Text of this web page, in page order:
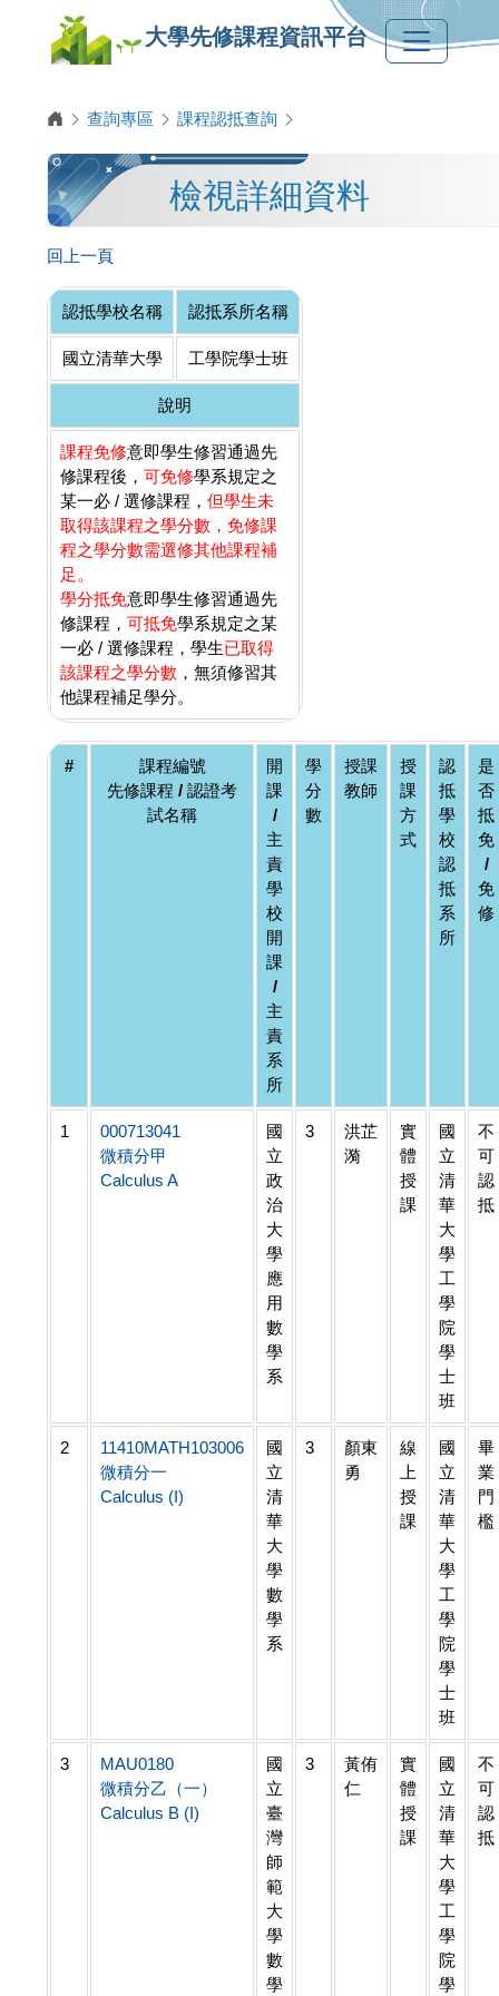
大學先修課程資訊平台
查詢專區 課程認抵查詢
檢視詳細資料
回上一頁
認抵學校名稱 認抵系所名稱
國立清華大學 工學院學士班
說明
課程免修意即學生修習通過先
修課程後， 可免修學系規定之
某一必 / 選修課程， 但學生未
取得該課程之學分數，免修課
程之學分數需選修其他課程補
足。
學分抵免意即學生修習通過先
修課程， 可抵免學系規定之某
一必 / 選修課程，學生已取得
該課程之學分數 ，無須修習其
他課程補足學分。
#
課程編號
先修課程 / 認證考
試名稱
開
課
/
主
責
學
校
開
課
/
主
責
系
所
學
分
數
授課
教師
授
課
方
式
認
抵
學
校
認
抵
系
所
是
否
抵
免
/
免
修
1
000713041
微積分甲
Calculus A
國
立
政
治
大
學
應
用
數
學
系
3
洪芷
漪
實
體
授
課
國
立
清
華
大
學
工
學
院
學
士
班
不
可
認
抵
2
11410MATH103006
微積分一
Calculus (I)
國
立
清
華
大
學
數
學
系
3
顏東
勇
線
上
授
課
國
立
清
華
大
學
工
學
院
學
士
班
畢
業
門
檻
3
MAU0180
微積分乙（一）
Calculus B (I)
國
立
臺
灣
師
範
大
學
數
學
3
黃侑
仁
實
體
授
課
國
立
清
華
大
學
工
學
院
學
不
可
認
抵